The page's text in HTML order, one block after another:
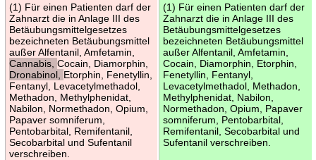
(1) Für einen Patienten darf der
Zahnarzt die in Anlage III des
Betäubungsmittelgesetzes
bezeichneten Betäubungsmittel
außer Alfentanil, Amfetamin,
Cannabis, Cocain, Diamorphin,
Dronabinol, Etorphin, Fenetyllin,
Fentanyl, Levacetylmethadol,
Methadon, Methylphenidat,
Nabilon, Normethadon, Opium,
Papaver somniferum,
Pentobarbital, Remifentanil,
Secobarbital und Sufentanil
verschreiben.
(1) Für einen Patienten darf der
Zahnarzt die in Anlage III des
Betäubungsmittelgesetzes
bezeichneten Betäubungsmittel
außer Alfentanil, Amfetamin,
Cocain, Diamorphin, Etorphin,
Fenetyllin, Fentanyl,
Levacetylmethadol, Methadon,
Methylphenidat, Nabilon,
Normethadon, Opium, Papaver
somniferum, Pentobarbital,
Remifentanil, Secobarbital und
Sufentanil verschreiben.